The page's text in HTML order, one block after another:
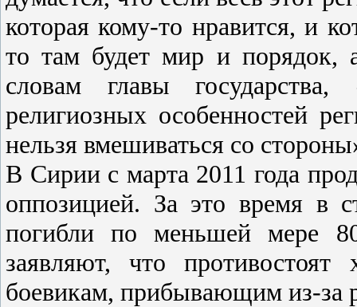
которая кому-то нравится, и
то там будет мир и порядок,
словам главы
религиозных особенностей
нельзя вмешиваться со
В Сирии с марта 2011 года
оппозицией. За это время в
погибли по меньшей мере
заявляют, что
боевикам, прибывающим из-за